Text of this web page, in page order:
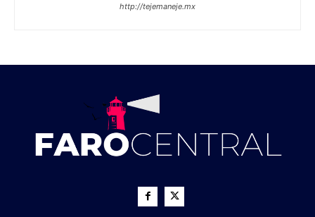
http://tejemaneje.mx